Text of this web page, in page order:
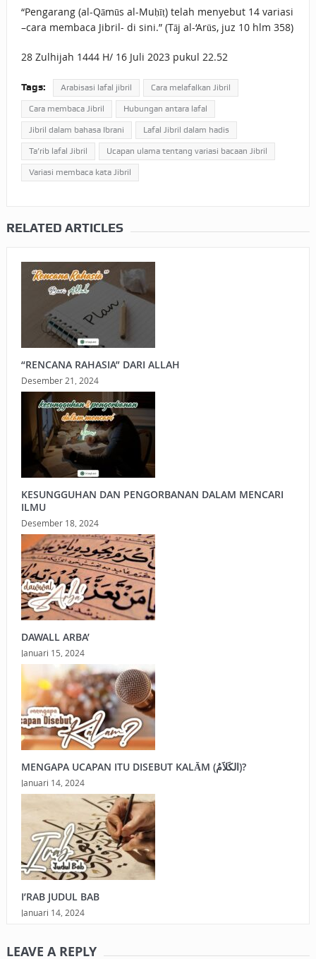
“Pengarang (al-Qāmūs al-Muḥīṭ) telah menyebut 14 variasi
–cara membaca Jibril- di sini.” (Tāj al-‘Arūs, juz 10 hlm 358)
28 Zulhijah 1444 H/ 16 Juli 2023 pukul 22.52
Tags: Arabisasi lafal jibril Cara melafalkan Jibril
Cara membaca Jibril Hubungan antara lafal
Jibril dalam bahasa Ibrani Lafal Jibril dalam hadis
Ta’rib lafal Jibril Ucapan ulama tentang variasi bacaan Jibril
Variasi membaca kata Jibril
RELATED ARTICLES
“RENCANA RAHASIA” DARI ALLAH
Desember 21, 2024
KESUNGGUHAN DAN PENGORBANAN DALAM MENCARI
ILMU
Desember 18, 2024
DAWALL ARBA’
Januari 15, 2024
MENGAPA UCAPAN ITU DISEBUT KALĀM (الكَلاَمُ)?
Januari 14, 2024
I’RAB JUDUL BAB
Januari 14, 2024
LEAVE A REPLY